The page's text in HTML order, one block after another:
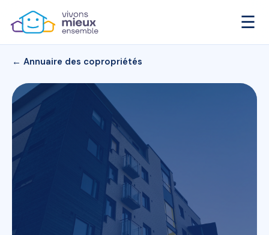
☰
← Annuaire des copropriétés